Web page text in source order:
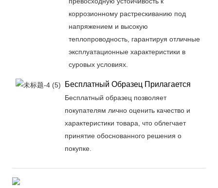
коррозионному растрескиванию под
напряжением и высокую
теплопроводность, гарантируя отличные
эксплуатационные характеристики в
суровых условиях.
Бесплатный Образец Прилагается
Бесплатный образец позволяет
покупателям лично оценить качество и
характеристики товара, что облегчает
принятие обоснованного решения о
покупке.